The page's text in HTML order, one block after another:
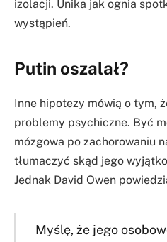
izolacji. Unika jak ognia
wystąpień.
Putin oszalał?
Inne hipotezy mówią o tym,
problemy psychiczne. Być
mózgowa po zachorowaniu
tłumaczyć skąd jego
Jednak David Owen
Myślę, że jego